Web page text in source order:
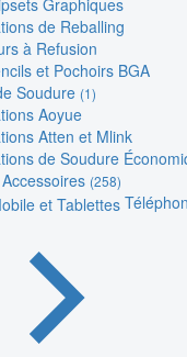
de Reballing
à Refusion
et Pochoirs BGA
Soudure (1)
Aoyue
Atten et Mlink
de Soudure
(258)